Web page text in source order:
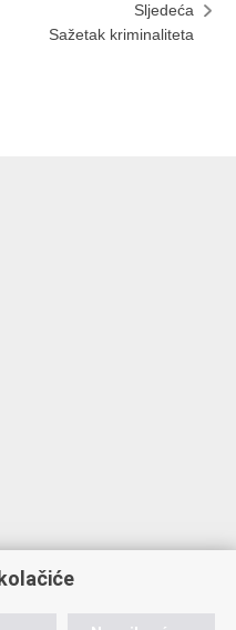
Sljedeća
Sažetak kriminaliteta